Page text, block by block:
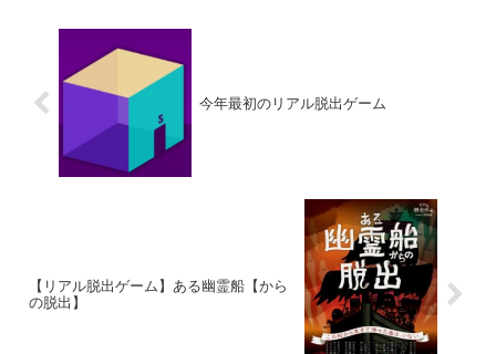
今年最初のリアル脱出ゲーム
【リアル脱出ゲーム】ある幽霊船【から
の脱出】